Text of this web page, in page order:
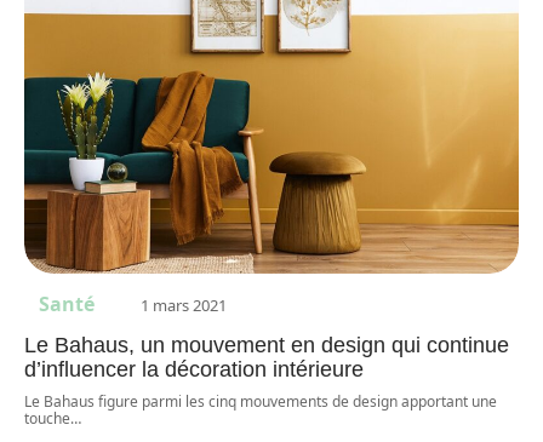
Santé 1 mars 2021
Le Bahaus, un mouvement en design qui continue
d’influencer la décoration intérieure
Le Bahaus figure parmi les cinq mouvements de design apportant une
touche…